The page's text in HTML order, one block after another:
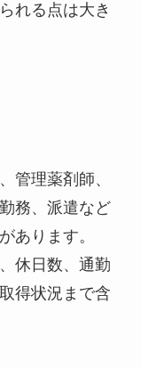
れる点は大き
管理薬剤師、
務、派遣など
あります。
休日数、通勤
得状況まで含